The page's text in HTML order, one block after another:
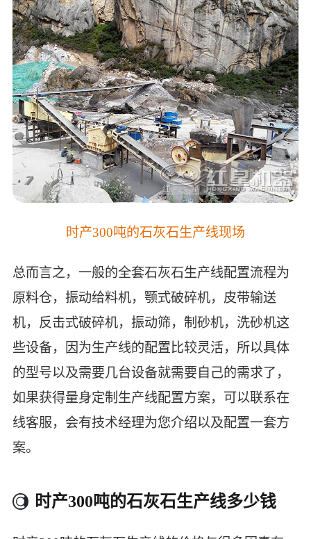
时产300吨的石灰石生产线现场
总而言之，一般的全套石灰石生产线配置流程为
原料仓，振动给料机，颚式破碎机，皮带输送
机，反击式破碎机，振动筛，制砂机，洗砂机这
些设备，因为生产线的配置比较灵活，所以具体
的型号以及需要几台设备就需要自己的需求了，
如果获得量身定制生产线配置方案，可以联系在
线客服，会有技术经理为您介绍以及配置一套方
案。
时产300吨的石灰石生产线多少钱